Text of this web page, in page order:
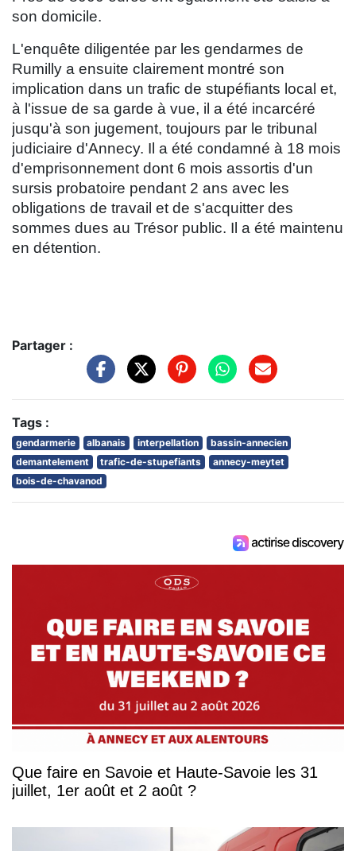
son domicile.
L'enquête diligentée par les gendarmes de
Rumilly a ensuite clairement montré son
implication dans un trafic de stupéfiants local et,
à l'issue de sa garde à vue, il a été incarcéré
jusqu'à son jugement, toujours par le tribunal
judiciaire d'Annecy. Il a été condamné à 18 mois
d'emprisonnement dont 6 mois assortis d'un
sursis probatoire pendant 2 ans avec les
obligations de travail et de s'acquitter des
sommes dues au Trésor public. Il a été maintenu
en détention.
Partager :
Tags :
gendarmerie albanais interpellation
bassin-annecien
demantelement
trafic-de-stupefiants
annecy-meytet
bois-de-chavanod
Que faire en Savoie et Haute-Savoie les 31
juillet, 1er août et 2 août ?